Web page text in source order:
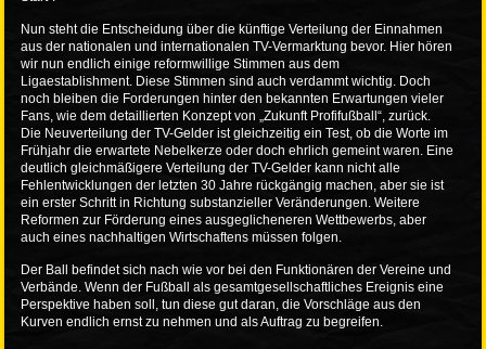
Nun steht die Entscheidung über die künftige Verteilung der Einnahmen
aus der nationalen und internationalen TV-Vermarktung bevor. Hier hören
wir nun endlich einige reformwillige Stimmen aus dem
Ligaestablishment. Diese Stimmen sind auch verdammt wichtig. Doch
noch bleiben die Forderungen hinter den bekannten Erwartungen vieler
Fans, wie dem detaillierten Konzept von „Zukunft Profifußball“, zurück.
Die Neuverteilung der TV-Gelder ist gleichzeitig ein Test, ob die Worte im
Frühjahr die erwartete Nebelkerze oder doch ehrlich gemeint waren. Eine
deutlich gleichmäßigere Verteilung der TV-Gelder kann nicht alle
Fehlentwicklungen der letzten 30 Jahre rückgängig machen, aber sie ist
ein erster Schritt in Richtung substanzieller Veränderungen. Weitere
Reformen zur Förderung eines ausgeglicheneren Wettbewerbs, aber
auch eines nachhaltigen Wirtschaftens müssen folgen.
Der Ball befindet sich nach wie vor bei den Funktionären der Vereine und
Verbände. Wenn der Fußball als gesamtgesellschaftliches Ereignis eine
Perspektive haben soll, tun diese gut daran, die Vorschläge aus den
Kurven endlich ernst zu nehmen und als Auftrag zu begreifen.